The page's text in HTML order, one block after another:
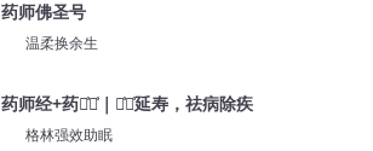
药师佛圣号
温柔换余生
药师经+药师͗咒͗｜消͗灾͗延寿，祛病除疾
格林强效助眠